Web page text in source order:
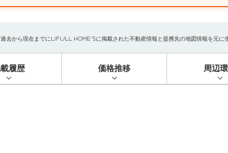
去から現在までにLIFULL HOME'Sに掲載された不動産情報と提携先の地図情報を元
履歴 価格推移 周辺